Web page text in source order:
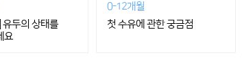
유두의 상태를
요
0-12개월
첫 수유에 관한 궁금점